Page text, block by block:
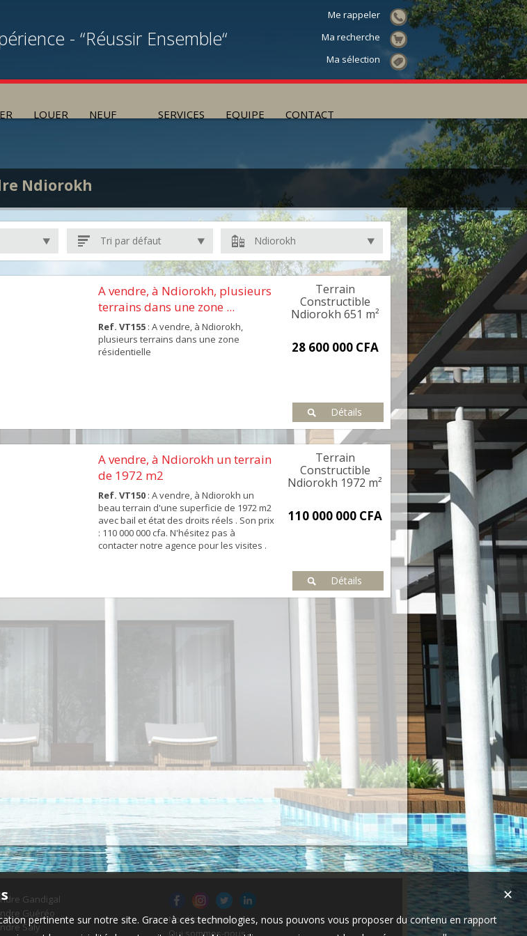
LOUER NEUF SERVICES EQUIPE CONTACT
Me rappeler
Ma recherche
Ma sélection
- “Réussir Ensemble“
Ndiorokh
Tri par défaut Ndiorokh
A vendre, à Ndiorokh, plusieurs
terrains dans une zone ...
Ref. VT155 : A vendre, à Ndiorokh,
plusieurs terrains dans une zone
résidentielle
Terrain
Constructible
Ndiorokh 651 m²
28 600 000 CFA
Détails
A vendre, à Ndiorokh un terrain
de 1972 m2
Ref. VT150 : A vendre, à Ndiorokh un
beau terrain d'une superficie de 1972 m2
avec bail et état des droits réels . Son prix
: 110 000 000 cfa. N'hésitez pas à
contacter notre agence pour les visites .
Terrain
Constructible
Ndiorokh 1972 m²
110 000 000 CFA
Détails
Gandigal
Guéréo
Saly
Nos Honoraires
Qui sommes-nous
✕
pertinente sur notre site. Grace à ces technologies, nous pouvons vous proposer du contenu en rapport